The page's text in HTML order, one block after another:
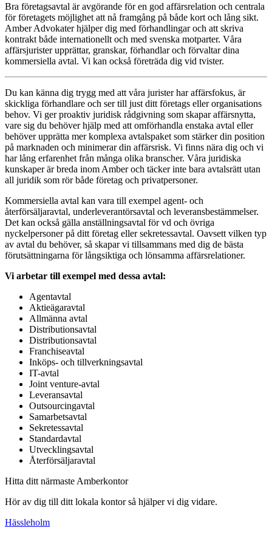
Bra företagsavtal är avgörande för en god affärsrelation och centrala
för företagets möjlighet att nå framgång på både kort och lång sikt.
Amber Advokater hjälper dig med förhandlingar och att skriva
kontrakt både internationellt och med svenska motparter. Våra
affärsjurister upprättar, granskar, förhandlar och förvaltar dina
kommersiella avtal. Vi kan också företräda dig vid tvister.
Du kan känna dig trygg med att våra jurister har affärsfokus, är
skickliga förhandlare och ser till just ditt företags eller organisations
behov. Vi ger proaktiv juridisk rådgivning som skapar affärsnytta,
vare sig du behöver hjälp med att omförhandla enstaka avtal eller
behöver upprätta mer komplexa avtalspaket som stärker din position
på marknaden och minimerar din affärsrisk. Vi finns nära dig och vi
har lång erfarenhet från många olika branscher. Våra juridiska
kunskaper är breda inom Amber och täcker inte bara avtalsrätt utan
all juridik som rör både företag och privatpersoner.
Kommersiella avtal kan vara till exempel agent- och
återförsäljaravtal, underleverantörsavtal och leveransbestämmelser.
Det kan också gälla anställningsavtal för vd och övriga
nyckelpersoner på ditt företag eller sekretessavtal. Oavsett vilken typ
av avtal du behöver, så skapar vi tillsammans med dig de bästa
förutsättningarna för långsiktiga och lönsamma affärsrelationer.
Vi arbetar till exempel med dessa avtal:
Agentavtal
Aktieägaravtal
Allmänna avtal
Distributionsavtal
Distributionsavtal
Franchiseavtal
Inköps- och tillverkningsavtal
IT-avtal
Joint venture-avtal
Leveransavtal
Outsourcingavtal
Samarbetsavtal
Sekretessavtal
Standardavtal
Utvecklingsavtal
Återförsäljaravtal
Hitta ditt närmaste Amberkontor
Hör av dig till ditt lokala kontor så hjälper vi dig vidare.
Hässleholm